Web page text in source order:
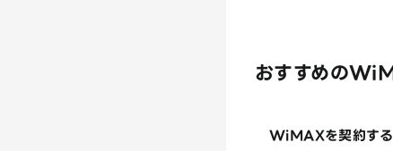
おすすめの
WiMAXを契約する